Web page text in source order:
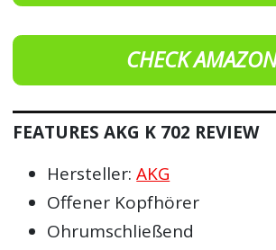
CHECK
FEATURES AKG K 702 REVIEW
Hersteller:AKG
Offener Kopfhörer
Ohrumschließend